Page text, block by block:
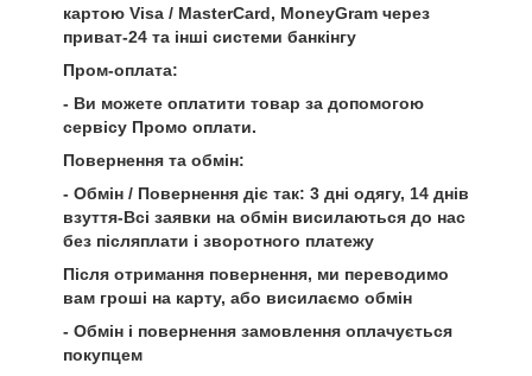
картою Visa / MasterCard, MoneyGram через
приват-24 та інші системи банкінгу
Пром-оплата:
- Ви можете оплатити товар за допомогою
сервісу Промо оплати.
Повернення та обмін:
- Обмін / Повернення діє так: 3 дні одягу, 14 днів
взуття-Всі заявки на обмін висилаються до нас
без післяплати і зворотного платежу
Після отримання повернення, ми переводимо
вам гроші на карту, або висилаємо обмін
- Обмін і повернення замовлення оплачується
покупцем